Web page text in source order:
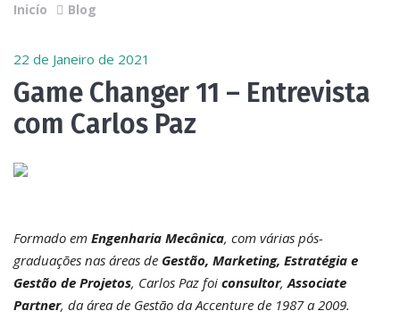
Inicío Blog
22 de Janeiro de 2021
Game Changer 11 – Entrevista
com Carlos Paz
Formado em Engenharia Mecânica, com várias pós-
graduações nas áreas de Gestão, Marketing, Estratégia e
Gestão de Projetos, Carlos Paz foi consultor,Associate
Partner, da área de Gestão da Accenture de 1987 a 2009.